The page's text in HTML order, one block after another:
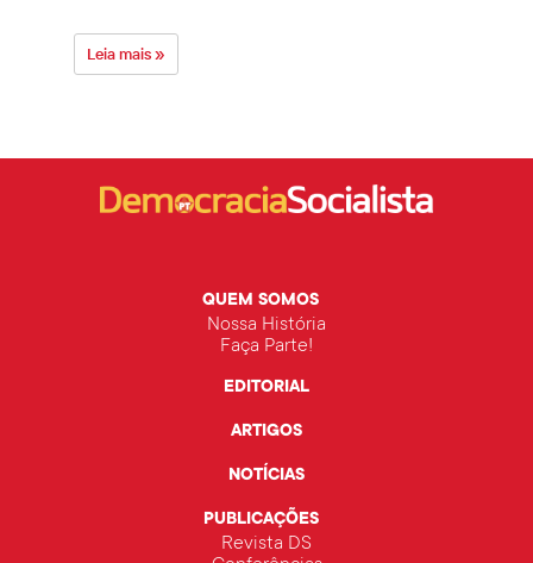
Leia mais »
QUEM SOMOS
Nossa História
Faça Parte!
EDITORIAL
ARTIGOS
NOTÍCIAS
PUBLICAÇÕES
Revista DS